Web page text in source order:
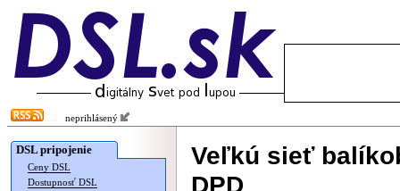
neprihlásený
DSL pripojenie
Ceny DSL
Dostupnosť DSL
Veľkú sieť
DPD